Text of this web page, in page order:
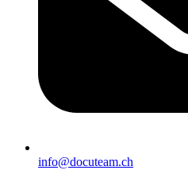
info@docuteam.ch